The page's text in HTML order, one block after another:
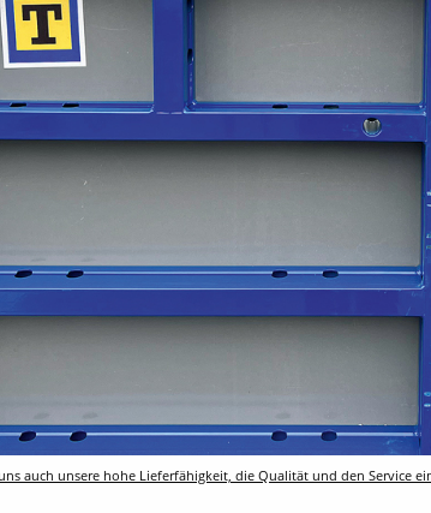
auch unsere hohe Lieferfähigkeit, die Qualität und den Service